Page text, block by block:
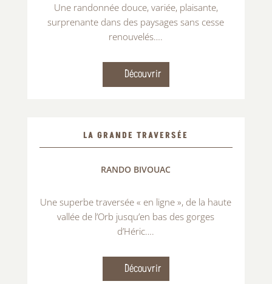
Une randonnée douce, variée, plaisante,
surprenante dans des paysages sans cesse
renouvelés….
Découvrir
LA GRANDE TRAVERSÉE
RANDO BIVOUAC
Une superbe traversée « en ligne », de la haute
vallée de l’Orb jusqu’en bas des gorges
d’Héric….
Découvrir